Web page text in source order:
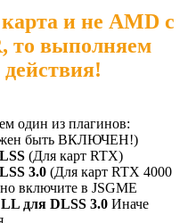
и не AMD с
то выполняем
один из плагинов:
быть ВКЛЮЧЕН!)
(Для карт RTX)
3.0 (Для карт RTX 4000
включите в JSGME
для DLSS 3.0 Иначе